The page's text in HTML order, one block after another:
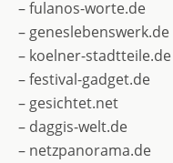
– fulanos-worte.de
– geneslebenswerk.de
– koelner-stadtteile.de
– festival-gadget.de
– gesichtet.net
– daggis-welt.de
– netzpanorama.de